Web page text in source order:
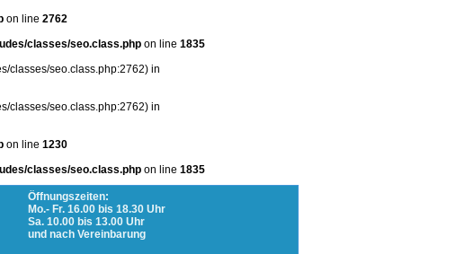
on line 2762
classes/seo.class.php on line 1835
classes/seo.class.php:2762) in
classes/seo.class.php:2762) in
on line 1230
classes/seo.class.php on line 1835
Öffnungszeiten:
Mo.- Fr. 16.00 bis 18.30 Uhr
Sa. 10.00 bis 13.00 Uhr
und nach Vereinbarung